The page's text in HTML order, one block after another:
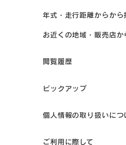
年式・走行距離からから
お近くの地域・販売店か
閲覧履歴
ピックアップ
個人情報の取り扱いにつ
ご利用に際して